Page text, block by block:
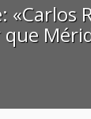
«Carlos